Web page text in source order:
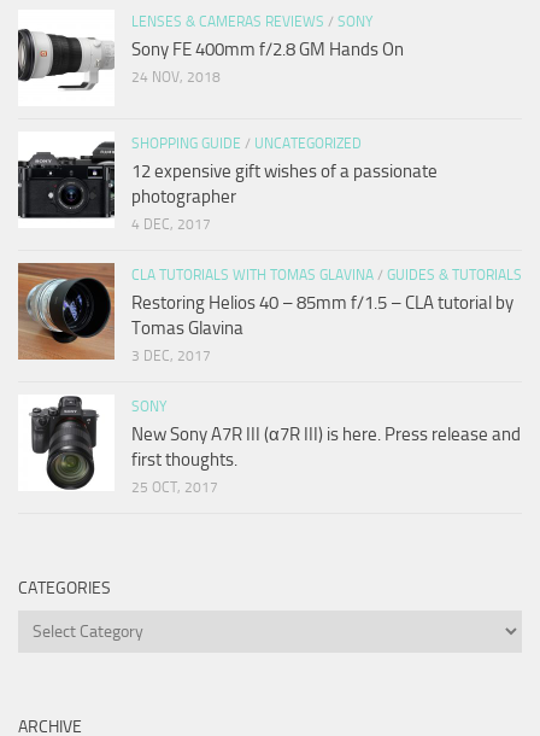
LENSES & CAMERAS REVIEWS / SONY
Sony FE 400mm f/2.8 GM Hands On
24 NOV, 2018
SHOPPING GUIDE / UNCATEGORIZED
12 expensive gift wishes of a passionate
photographer
4 DEC, 2017
CLA TUTORIALS WITH TOMAS GLAVINA / GUIDES & TUTORIALS
Restoring Helios 40 – 85mm f/1.5 – CLA tutorial by
Tomas Glavina
3 DEC, 2017
SONY
New Sony A7R III (α7R III) is here. Press release and
first thoughts.
25 OCT, 2017
CATEGORIES
Categories
ARCHIVE